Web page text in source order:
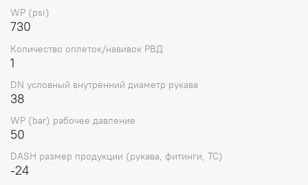
WP (psi)
730
Количество оплеток/навивок РВД
1
DN условный внутренний диаметр рукава
38
WP (bar) рабочее давление
50
DASH размер продукции (рукава, фитинги, TC)
-24